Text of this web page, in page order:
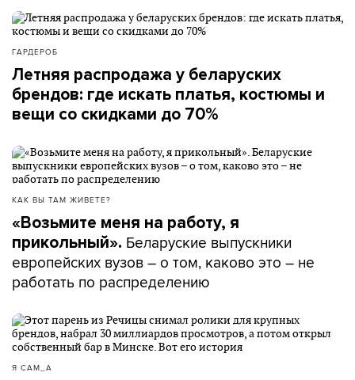
ГАРДЕРОБ
Летняя распродажа у беларуских
брендов: где искать платья, костюмы и
вещи со скидками до 70%
КАК ВЫ ТАМ ЖИВЕТЕ?
«Возьмите меня на работу, я
прикольный». Беларуские выпускники
европейских вузов – о том, каково это – не
работать по распределению
Я САМ_А